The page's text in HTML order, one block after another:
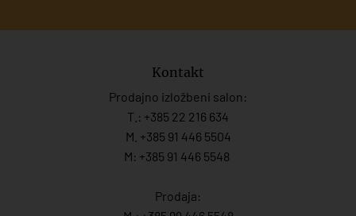
Kontakt
Prodajno izložbeni salon:
T.: +385 22 216 634
M. +385 91 446 5504
M: +385 91 446 5548
Prodaja: